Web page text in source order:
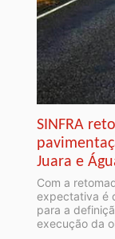
SINFRA
Juara e
Com a
expectativa é
para a
execução da